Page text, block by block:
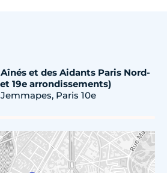
et des Aidants Paris Nord-
et 19e arrondissements)
Paris 10e